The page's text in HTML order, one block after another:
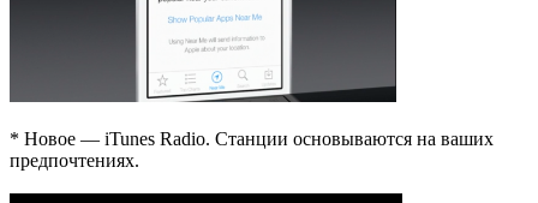
* Новое — iTunes Radio. Станции основываются на ваших
предпочтениях.